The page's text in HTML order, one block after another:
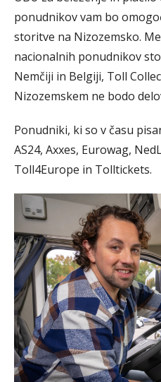
ponudnikov vam bo
storitve na Nizozemsko.
nacionalnih ponudnikov
Nemčiji in Belgiji, Toll
Nizozemskem ne bodo
Ponudniki, ki so v času
AS24, Axxes, Eurowag,
Toll4Europe in Tolltickets.